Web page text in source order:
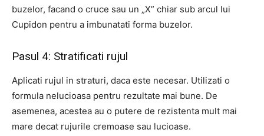
buzelor, facand o cruce sau un „X” chiar sub arcul lui
Cupidon pentru a imbunatati forma buzelor.
Pasul 4: Stratificati rujul
Aplicati rujul in straturi, daca este necesar. Utilizati o
formula nelucioasa pentru rezultate mai bune. De
asemenea, acestea au o putere de rezistenta mult mai
mare decat rujurile cremoase sau lucioase.